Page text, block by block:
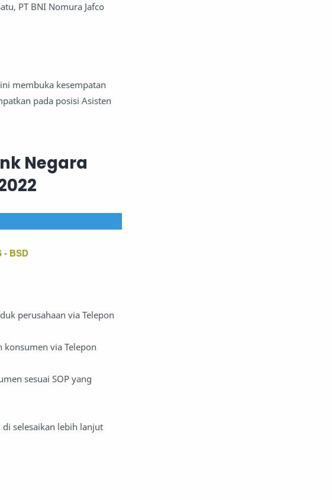
PT BNI Nomura Jafco
membuka kesempatan
pada posisi Asisten
Negara
- BSD
perusahaan via Telepon
via Telepon
sesuai SOP yang
selesaikan lebih lanjut